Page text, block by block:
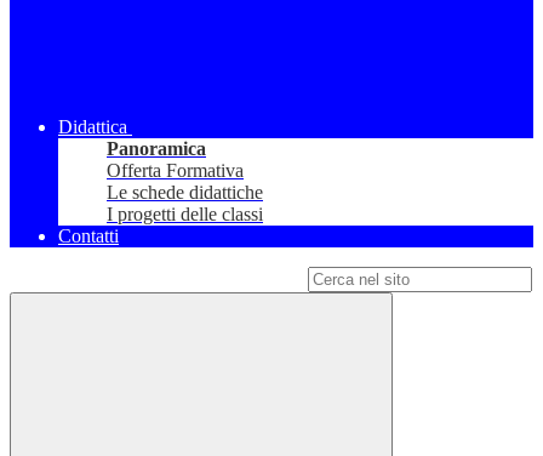
Didattica
Panoramica
Offerta Formativa
Le schede didattiche
I progetti delle classi
Contatti